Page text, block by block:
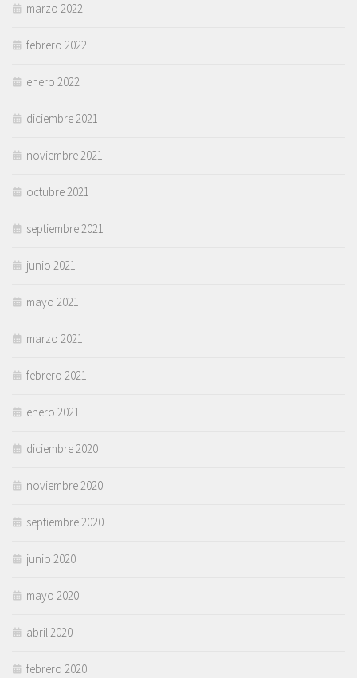
marzo 2022
febrero 2022
enero 2022
diciembre 2021
noviembre 2021
octubre 2021
septiembre 2021
junio 2021
mayo 2021
marzo 2021
febrero 2021
enero 2021
diciembre 2020
noviembre 2020
septiembre 2020
junio 2020
mayo 2020
abril 2020
febrero 2020